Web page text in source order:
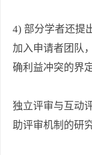
4) 部分学者还提
加入申请者团队
确利益冲突的界
独立评审与互动
助评审机制的研